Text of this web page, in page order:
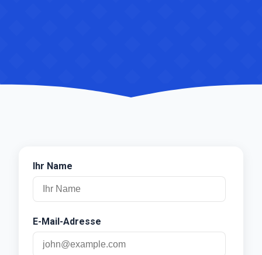
Ihr Name
E-Mail-Adresse